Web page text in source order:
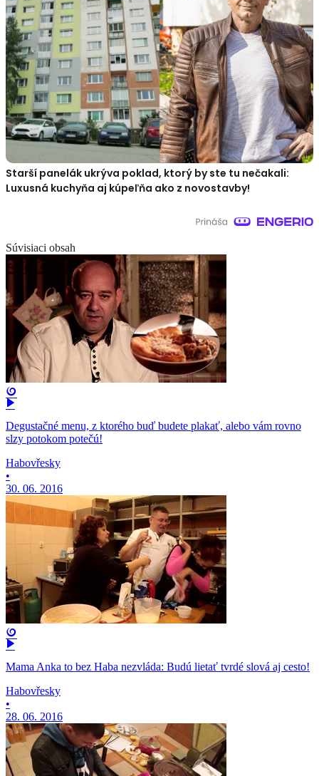
Starší panelák ukrýva poklad, ktorý by ste tu nečakali:
Luxusná kuchyňa aj kúpeľňa ako z novostavby!
Súvisiaci obsah
Degustačné menu, z ktorého buď budete plakať, alebo vám rovno
slzy potokom potečú!
Habovřesky
•
30. 06. 2016
Mama Anka to bez Haba nezvláda: Budú lietať tvrdé slová aj cesto!
Habovřesky
•
28. 06. 2016